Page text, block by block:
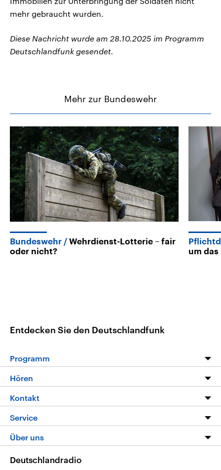
mehr gebraucht wurden.
Diese Nachricht wurde am 28.10.2025 im Programm
Deutschlandfunk gesendet.
Mehr zur Bundeswehr
Bundeswehr
Wehrdienst-Lotterie – fair
oder nicht?
um
Entdecken Sie den Deutschlandfunk
Programm
Programm
Die Nachrichten
Nachrichtenleicht
Neue Beiträge auf dlf.de
Hören
Livestream
Podcasts
Deutschlandfunk App
Nachrichten App
Kontakt
Hörerservice
Service
FAQ
Veranstaltungen
Über uns
Deutschlandradio